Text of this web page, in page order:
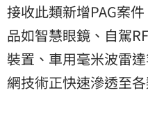
接收此類新增PAG案
品如智慧眼鏡、自駕
裝置、車用毫米波雷
網技術正快速滲透至